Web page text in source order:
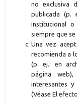
no exclusiva
publicada (p.
institucional
siempre que
Una vez
recomienda a
(p. ej.: en
página
interesantes
(Véase El